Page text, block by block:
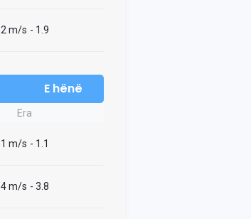
2 m/s - 1.9
E hënë
Era
1 m/s - 1.1
4 m/s - 3.8